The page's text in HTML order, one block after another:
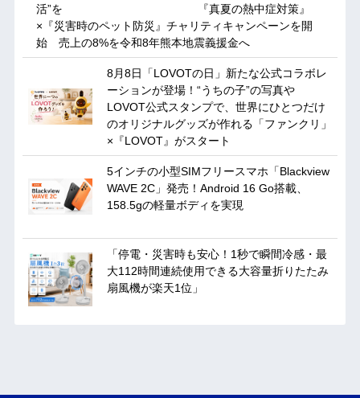
活”を 『真夏の熱中症対策』
×『災害時のペット防災』チャリティキャンペーンを開
始 売上の8%を令和8年熊本地震義援金へ
8月8日「LOVOTの日」新たな公式コラボレ
ーションが登場！“うちの子”の写真や
LOVOT公式スタンプで、世界にひとつだけ
のオリジナルグッズが作れる「ファンクリ」
×『LOVOT』がスタート
5インチの小型SIMフリースマホ「Blackview
WAVE 2C」発売！Android 16 Go搭載、
158.5gの軽量ボディを実現
「停電・災害時も安心！1秒で瞬間冷感・最
大112時間連続使用できる大容量折りたたみ
扇風機が楽天1位」